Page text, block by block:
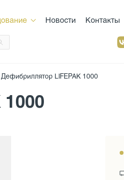
Новости Контакты
Дефибриллятор LIFEPAK 1000